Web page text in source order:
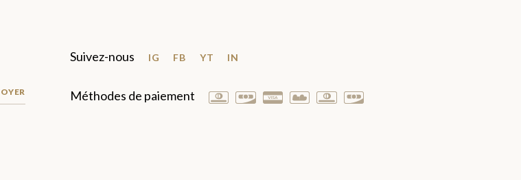
Suivez-nous IG FB YT IN
Méthodes de paiement